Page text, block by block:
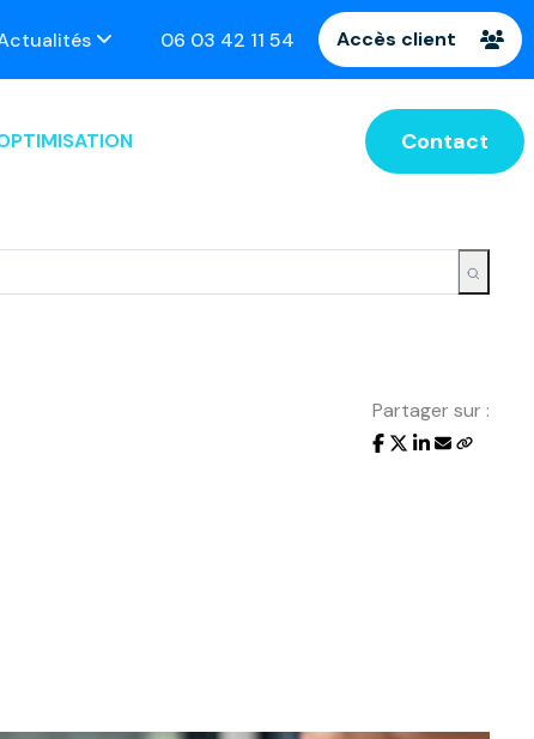
rendez-vous !06 03 42 11 54 Accès client
Contact
Partager sur :